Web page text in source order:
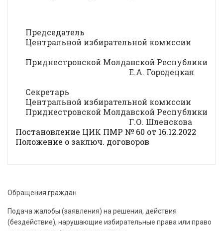
Председатель
Центральной избирательной комиссии
Приднестровской Молдавской Республики
Е.А. Городецкая
Секретарь
Центральной избирательной комиссии
Приднестровской Молдавской Республики
Г.О. Шленскова
Постановление ЦИК ПМР № 60 от 16.12.2022
Положение о заключ. договоров
Обращения граждан
Подача жалобы (заявления) на решения, действия
(бездействие), нарушающие избирательные права или право